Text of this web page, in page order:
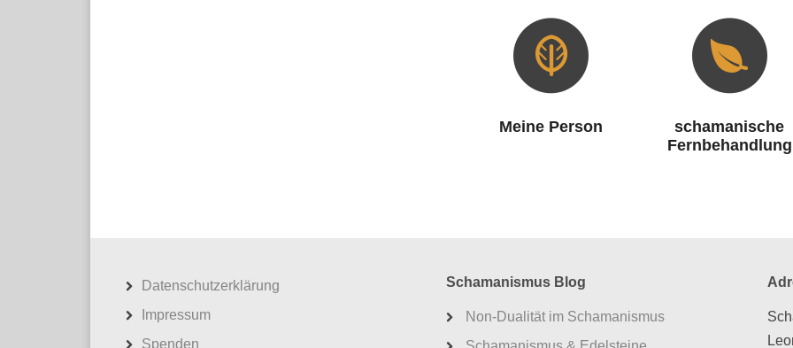
Meine Person
schamanische
Fernbehandlung
Datenschutzerklärung
Impressum
Spenden
Schamanismus Blog
Non-Dualität im Schamanismus